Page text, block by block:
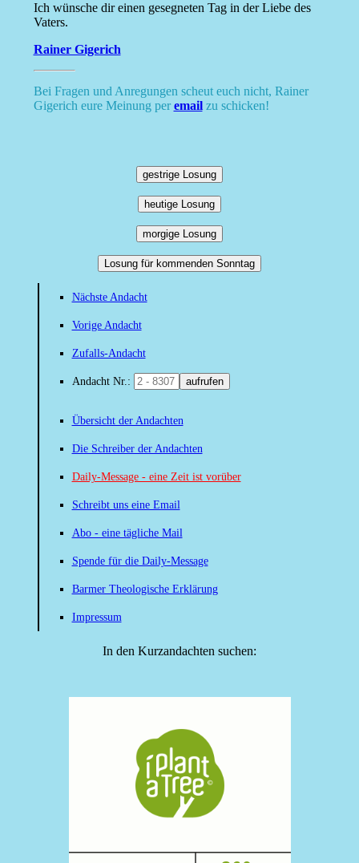
Ich wünsche dir einen gesegneten Tag in der Liebe des
Vaters.
Rainer Gigerich
Bei Fragen und Anregungen scheut euch nicht, Rainer
Gigerich eure Meinung peremailzu schicken!
gestrige Losung
heutige Losung
morgige Losung
Losung für kommenden Sonntag
Nächste Andacht
Vorige Andacht
Zufalls-Andacht
Andacht Nr.: aufrufen
Übersicht der Andachten
Die Schreiber der Andachten
Daily-Message - eine Zeit ist vorüber
Schreibt uns eine Email
Abo - eine tägliche Mail
Spende für die Daily-Message
Barmer Theologische Erklärung
Impressum
In den Kurzandachten suchen: